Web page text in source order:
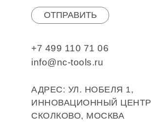
+7 499 110 71 06
info@nc-tools.ru
АДРЕС: УЛ. НОБЕЛЯ 1,
ИННОВАЦИОННЫЙ ЦЕНТР
СКОЛКОВО, МОСКВА
ОТПРАВИТЬ